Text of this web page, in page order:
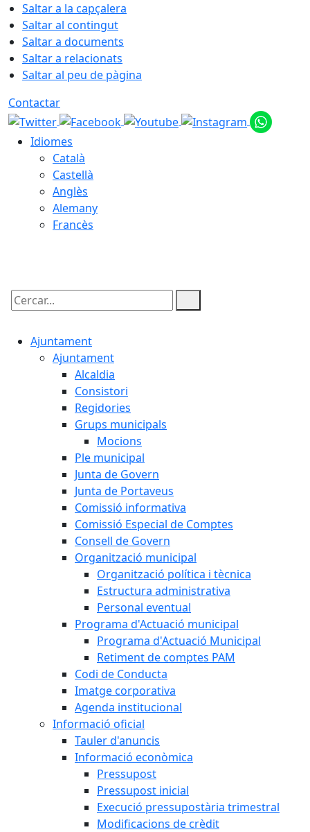
Saltar a la capçalera
Saltar al contingut
Saltar a documents
Saltar a relacionats
Saltar al peu de pàgina
Contactar
Idiomes
Català
Castellà
Anglès
Alemany
Francès
Cercar:
Ajuntament
Ajuntament
Alcaldia
Consistori
Regidories
Grups municipals
Mocions
Ple municipal
Junta de Govern
Junta de Portaveus
Comissió informativa
Comissió Especial de Comptes
Consell de Govern
Organització municipal
Organització política i tècnica
Estructura administrativa
Personal eventual
Programa d'Actuació municipal
Programa d'Actuació Municipal
Retiment de comptes PAM
Codi de Conducta
Imatge corporativa
Agenda institucional
Informació oficial
Tauler d'anuncis
Informació econòmica
Pressupost
Pressupost inicial
Execució pressupostària trimestral
Modificacions de crèdit